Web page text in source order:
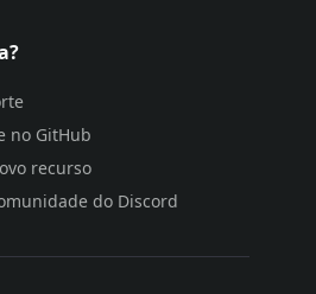
no GitHub
recurso
do Discord